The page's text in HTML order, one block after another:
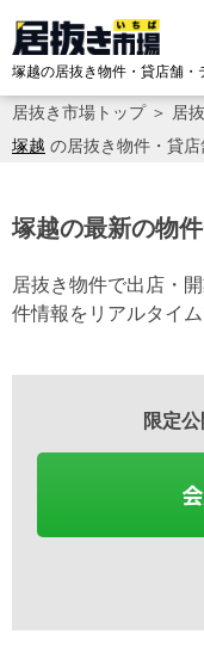
塚越の居抜き物件・貸店舗・
居抜き市場トップ＞ 居
塚越 の居抜き物件・貸
塚越の最新の物件
居抜き物件で出店・
件情報をリアルタイ
限定